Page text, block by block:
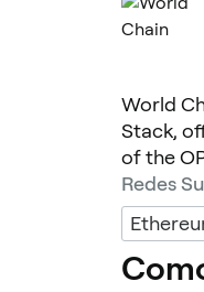
World
Stack,
of the
Redes